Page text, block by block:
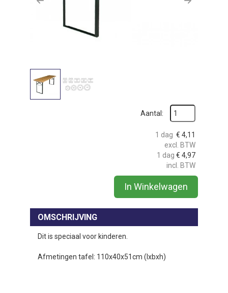
Previous Next
Aantal:
1 dag € 4,11
excl. BTW
1 dag € 4,97
incl. BTW
In Winkelwagen
OMSCHRIJVING
Dit is speciaal voor kinderen.
Afmetingen tafel: 110x40x51cm (lxbxh)